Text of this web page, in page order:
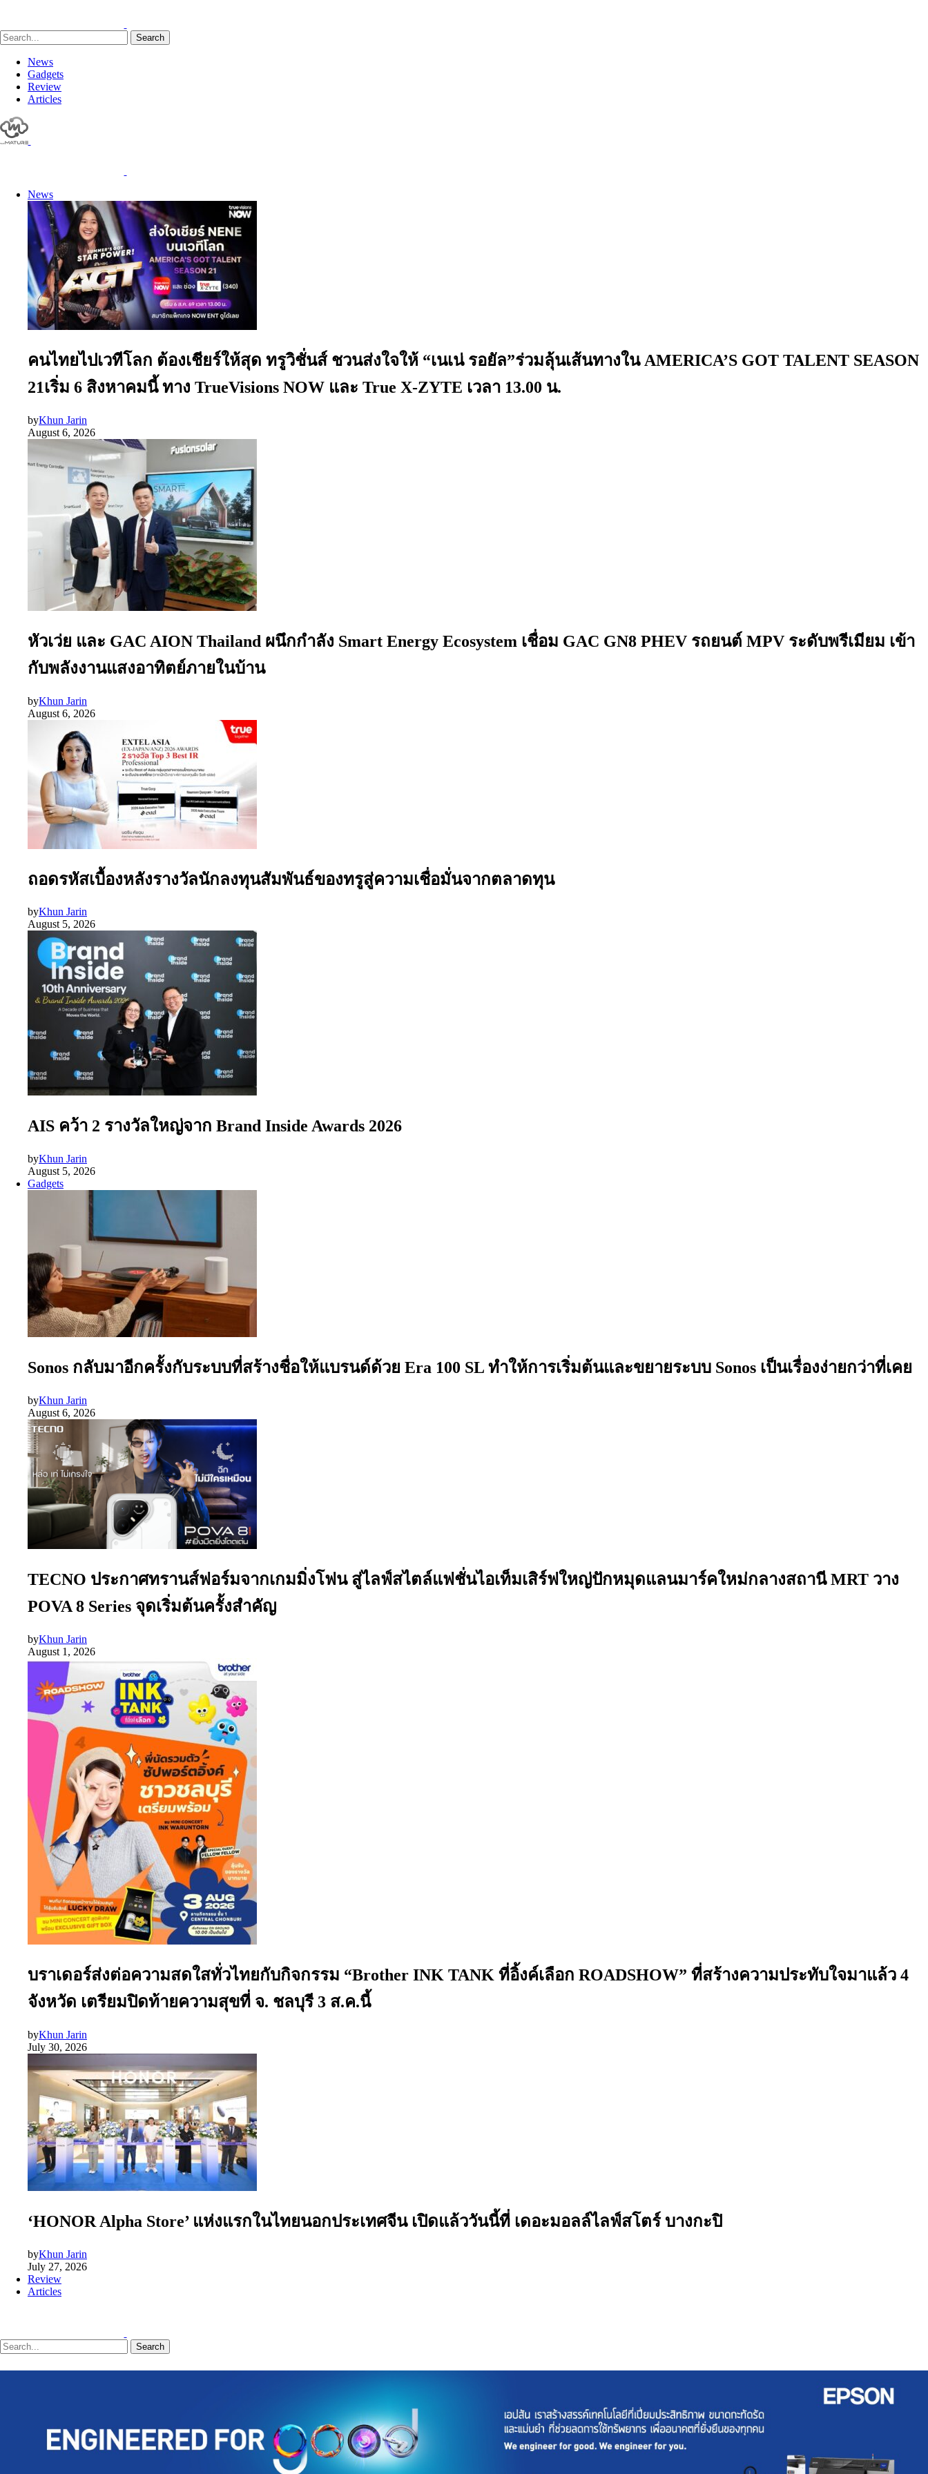
Search
News
Gadgets
Review
Articles
News
คนไทยไปเวทีโลก ต้องเชียร์ให้สุด ทรูวิชั่นส์ ชวนส่งใจให้ “เนเน่ รอยัล”ร่วมลุ้นเส้นทางใน AMERICA’S GOT TALENT SEASON
21เริ่ม 6 สิงหาคมนี้ ทาง TrueVisions NOW และ True X-ZYTE เวลา 13.00 น.
byKhun Jarin
August 6, 2026
หัวเว่ย และ GAC AION Thailand ผนึกกำลัง Smart Energy Ecosystem เชื่อม GAC GN8 PHEV รถยนต์ MPV ระดับพรีเมียม เข้า
กับพลังงานแสงอาทิตย์ภายในบ้าน
byKhun Jarin
August 6, 2026
ถอดรหัสเบื้องหลังรางวัลนักลงทุนสัมพันธ์ของทรูสู่ความเชื่อมั่นจากตลาดทุน
byKhun Jarin
August 5, 2026
AIS คว้า 2 รางวัลใหญ่จาก Brand Inside Awards 2026
byKhun Jarin
August 5, 2026
Gadgets
Sonos กลับมาอีกครั้งกับระบบที่สร้างชื่อให้แบรนด์ด้วย Era 100 SL ทำให้การเริ่มต้นและขยายระบบ Sonos เป็นเรื่องง่ายกว่าที่เคย
byKhun Jarin
August 6, 2026
TECNO ประกาศทรานส์ฟอร์มจากเกมมิ่งโฟน สู่ไลฟ์สไตล์แฟชั่นไอเท็มเสิร์ฟใหญ่ปักหมุดแลนมาร์คใหม่กลางสถานี MRT วาง
POVA 8 Series จุดเริ่มต้นครั้งสำคัญ
byKhun Jarin
August 1, 2026
บราเดอร์ส่งต่อความสดใสทั่วไทยกับกิจกรรม “Brother INK TANK ที่อิ้งค์เลือก ROADSHOW” ที่สร้างความประทับใจมาแล้ว 4
จังหวัด เตรียมปิดท้ายความสุขที่ จ. ชลบุรี 3 ส.ค.นี้
byKhun Jarin
July 30, 2026
‘HONOR Alpha Store’ แห่งแรกในไทยนอกประเทศจีน เปิดแล้ววันนี้ที่ เดอะมอลล์ไลฟ์สโตร์ บางกะปิ
byKhun Jarin
July 27, 2026
Review
Articles
Search